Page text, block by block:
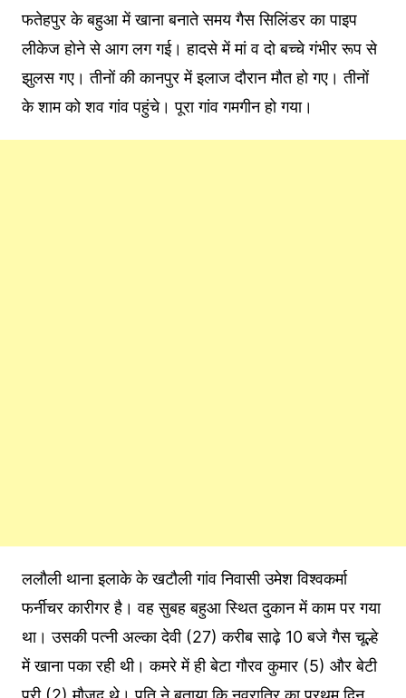
फतेहपुर के बहुआ में खाना बनाते समय गैस सिलिंडर का पाइप
लीकेज होने से आग लग गई। हादसे में मां व दो बच्चे गंभीर रूप से
झुलस गए। तीनों की कानपुर में इलाज दौरान मौत हो गए। तीनों
के शाम को शव गांव पहुंचे। पूरा गांव गमगीन हो गया।
ललौली थाना इलाके के खटौली गांव निवासी उमेश विश्वकर्मा
फर्नीचर कारीगर है। वह सुबह बहुआ स्थित दुकान में काम पर गया
था। उसकी पत्नी अल्का देवी (27) करीब साढ़े 10 बजे गैस चूल्हे
में खाना पका रही थी। कमरे में ही बेटा गौरव कुमार (5) और बेटी